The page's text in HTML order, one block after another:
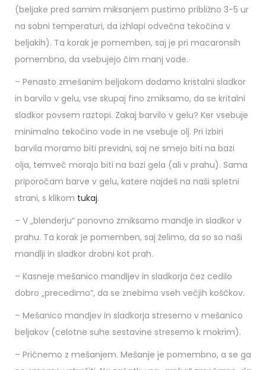
(beljake pred samim miksanjem pustimo približno 3-5 ur
na sobni temperaturi, da izhlapi odvečna tekočina v
beljakih). Ta korak je pomemben, saj je pri macaronsih
pomembno, da vsebujejo čim manj vode.
– Penasto zmešanim beljakom dodamo kristalni sladkor
in barvilo v gelu, vse skupaj fino zmiksamo, da se kritalni
sladkor povsem raztopi. Zakaj barvilo v gelu? Ker vsebuje
minimalno tekočino vode in ne vsebuje olj. Pri izbiri
barvila moramo biti previdni, saj ne smejo biti na bazi
olja, temveč morajo biti na bazi gela (ali v prahu). Sama
priporočam barve v gelu, katere najdeš na naši spletni
strani, s klikom tukaj.
– V „blenderju“ ponovno zmiksamo mandje in sladkor v
prahu. Ta korak je pomemben, saj želimo, da so so naši
mandlji in sladkor drobni kot prah.
– Kasneje mešanico mandljev in sladkorja čez cedilo
dobro „precedimo“, da se znebimo vseh večjih koščkov.
– Mešanico mandjev in sladkorja stresemo v mešanico
beljakov (celotne suhe sestavine stresemo k mokrim).
– Pričnemo z mešanjem. Mešanje je pomembno, a se ga